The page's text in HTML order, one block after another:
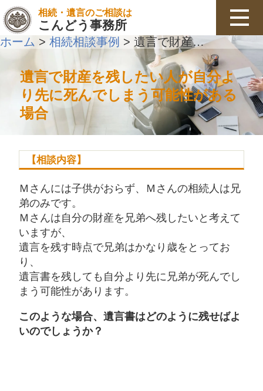
相続・遺言のご相談は
こんどう事務所
ホーム > 相続相談事例 > 遺言で財産を残したい人が自分より先に死んでしまう可能性がある場合
遺言で財産を残したい人が自分よ
り先に死んでしまう可能性がある
場合
【相談内容】
Ｍさんには子供がおらず、Ｍさんの相続人は兄
弟のみです。
Ｍさんは自分の財産を兄弟へ残したいと考えて
いますが、
遺言を残す時点で兄弟はかなり歳をとってお
り、
遺言書を残しても自分より先に兄弟が死んでし
まう可能性があります。
このような場合、遺言書はどのように残せばよ
いのでしょうか？